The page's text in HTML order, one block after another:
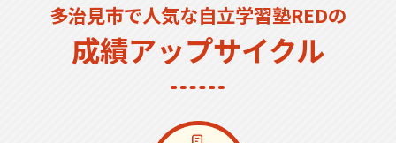
多治見市で人気な自立学習塾REDの
成績アップサイクル